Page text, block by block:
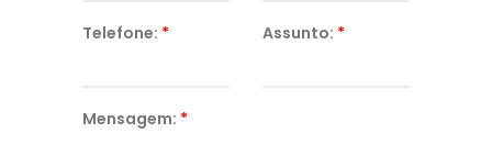
Telefone: * Assunto: *
Mensagem: *